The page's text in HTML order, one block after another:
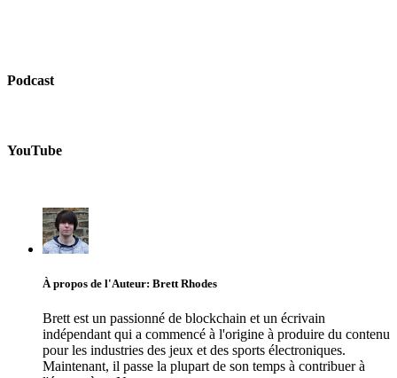
Podcast
YouTube
À propos de l'Auteur: Brett Rhodes
Brett est un passionné de blockchain et un écrivain
indépendant qui a commencé à l'origine à produire du contenu
pour les industries des jeux et des sports électroniques.
Maintenant, il passe la plupart de son temps à contribuer à